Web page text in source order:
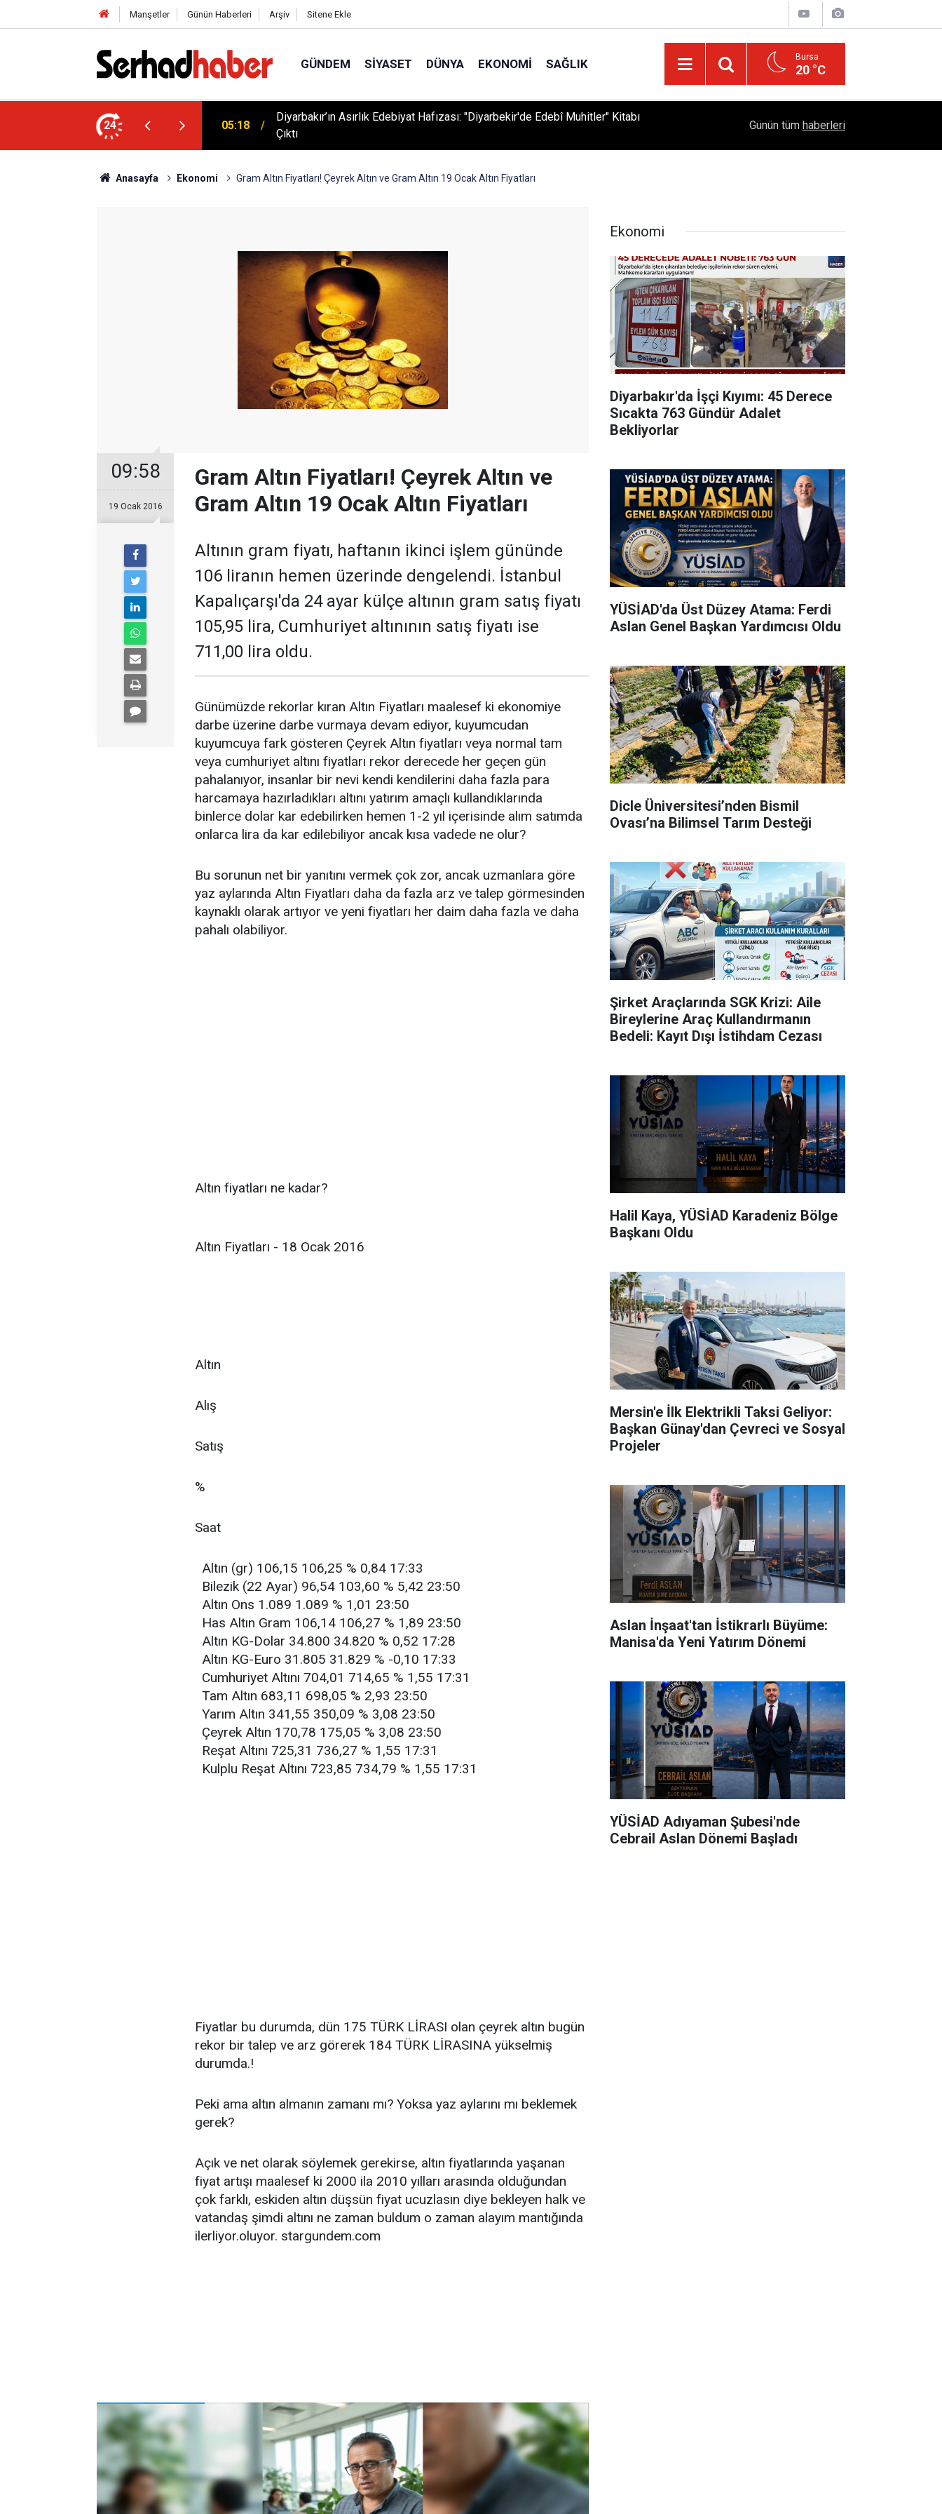
Manşetler Günün Haberleri Arşiv Sitene Ekle
GÜNDEM SIYASET DÜNYA EKONOMI SAĞLIK Bursa
20 °C
24
Hamlesi: Cengiz Aytmatov
05:18
Diyarbakır’ın Asırlık Edebiyat Hafızası: "Diyarbekir'de Edebî Muhitler" Kitabı
Çıktı
Kamuran Eronat Akademi Lansmanında
Günün tüm haberleri
Anasayfa Ekonomi Gram Altın Fiyatları! Çeyrek Altın ve Gram Altın 19 Ocak Altın Fiyatları
09:58
19 Ocak 2016
Gram Altın Fiyatları! Çeyrek Altın ve
Gram Altın 19 Ocak Altın Fiyatları
Altının gram fiyatı, haftanın ikinci işlem gününde
106 liranın hemen üzerinde dengelendi. İstanbul
Kapalıçarşı'da 24 ayar külçe altının gram satış fiyatı
105,95 lira, Cumhuriyet altınının satış fiyatı ise
711,00 lira oldu.
Günümüzde rekorlar kıran Altın Fiyatları maalesef ki ekonomiye
darbe üzerine darbe vurmaya devam ediyor, kuyumcudan
kuyumcuya fark gösteren Çeyrek Altın fiyatları veya normal tam
veya cumhuriyet altını fiyatları rekor derecede her geçen gün
pahalanıyor, insanlar bir nevi kendi kendilerini daha fazla para
harcamaya hazırladıkları altını yatırım amaçlı kullandıklarında
binlerce dolar kar edebilirken hemen 1-2 yıl içerisinde alım satımda
onlarca lira da kar edilebiliyor ancak kısa vadede ne olur?
Bu sorunun net bir yanıtını vermek çok zor, ancak uzmanlara göre
yaz aylarında Altın Fiyatları daha da fazla arz ve talep görmesinden
kaynaklı olarak artıyor ve yeni fiyatları her daim daha fazla ve daha
pahalı olabiliyor.
Altın fiyatları ne kadar?
Altın Fiyatları - 18 Ocak 2016
Altın
Alış
Satış
%
Saat
Altın (gr) 106,15 106,25 % 0,84 17:33
Bilezik (22 Ayar) 96,54 103,60 % 5,42 23:50
Altın Ons 1.089 1.089 % 1,01 23:50
Has Altın Gram 106,14 106,27 % 1,89 23:50
Altın KG-Dolar 34.800 34.820 % 0,52 17:28
Altın KG-Euro 31.805 31.829 % -0,10 17:33
Cumhuriyet Altını 704,01 714,65 % 1,55 17:31
Tam Altın 683,11 698,05 % 2,93 23:50
Yarım Altın 341,55 350,09 % 3,08 23:50
Çeyrek Altın 170,78 175,05 % 3,08 23:50
Reşat Altını 725,31 736,27 % 1,55 17:31
Kulplu Reşat Altını 723,85 734,79 % 1,55 17:31
Fiyatlar bu durumda, dün 175 TÜRK LİRASI olan çeyrek altın bugün
rekor bir talep ve arz görerek 184 TÜRK LİRASINA yükselmiş
durumda.!
Peki ama altın almanın zamanı mı? Yoksa yaz aylarını mı beklemek
gerek?
Açık ve net olarak söylemek gerekirse, altın fiyatlarında yaşanan
fiyat artışı maalesef ki 2000 ila 2010 yılları arasında olduğundan
çok farklı, eskiden altın düşsün fiyat ucuzlasın diye bekleyen halk ve
vatandaş şimdi altını ne zaman buldum o zaman alayım mantığında
ilerliyor.oluyor. stargundem.com
Ekonomi
Diyarbakır'da İşçi Kıyımı: 45 Derece
Sıcakta 763 Gündür Adalet
Bekliyorlar
YÜSİAD'da Üst Düzey Atama: Ferdi
Aslan Genel Başkan Yardımcısı Oldu
Dicle Üniversitesi’nden Bismil
Ovası’na Bilimsel Tarım Desteği
Şirket Araçlarında SGK Krizi: Aile
Bireylerine Araç Kullandırmanın
Bedeli: Kayıt Dışı İstihdam Cezası
Halil Kaya, YÜSİAD Karadeniz Bölge
Başkanı Oldu
Mersin'e İlk Elektrikli Taksi Geliyor:
Başkan Günay'dan Çevreci ve Sosyal
Projeler
Aslan İnşaat'tan İstikrarlı Büyüme:
Manisa'da Yeni Yatırım Dönemi
YÜSİAD Adıyaman Şubesi'nde
Cebrail Aslan Dönemi Başladı